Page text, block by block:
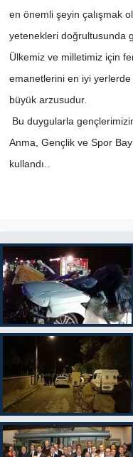
en önemli şeyin çalışmak
yetenekleri doğrultusunda
Ülkemiz ve milletimiz için
emanetlerini en iyi
büyük arzusudur.
Bu duygularla
Anma, Gençlik ve Spor
kullandı..